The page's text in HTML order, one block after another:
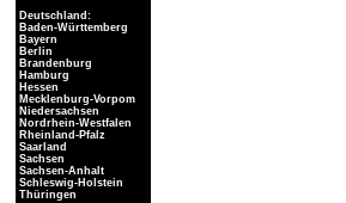
Deutschland:
Baden-Württemberg
Bayern
Berlin
Brandenburg
Hamburg
Hessen
Mecklenburg-Vorpom
Niedersachsen
Nordrhein-Westfalen
Rheinland-Pfalz
Saarland
Sachsen
Sachsen-Anhalt
Schleswig-Holstein
Thüringen